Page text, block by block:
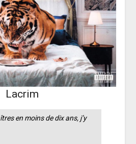
Lacrim
en moins de dix ans, j’y